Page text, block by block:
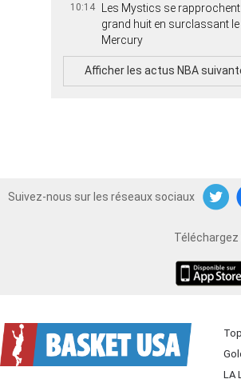
10:14
Les Mystics se
grand huit en surclassant le
Mercury
Afficher les actus NBA
Suivez-nous sur les réseaux sociaux
TwitterFacebook
LA